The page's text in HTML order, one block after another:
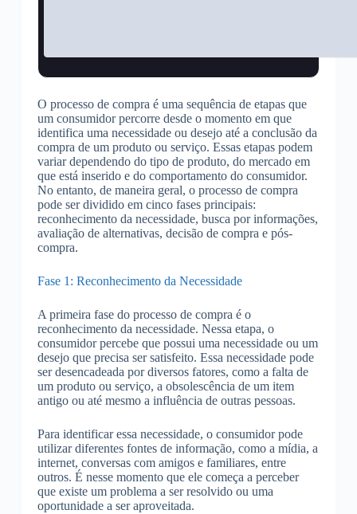
O processo de compra é uma sequência de etapas que
um consumidor percorre desde o momento em que
identifica uma necessidade ou desejo até a conclusão da
compra de um produto ou serviço. Essas etapas podem
variar dependendo do tipo de produto, do mercado em
que está inserido e do comportamento do consumidor.
No entanto, de maneira geral, o processo de compra
pode ser dividido em cinco fases principais:
reconhecimento da necessidade, busca por informações,
avaliação de alternativas, decisão de compra e pós-
compra.
Fase 1: Reconhecimento da Necessidade
A primeira fase do processo de compra é o
reconhecimento da necessidade. Nessa etapa, o
consumidor percebe que possui uma necessidade ou um
desejo que precisa ser satisfeito. Essa necessidade pode
ser desencadeada por diversos fatores, como a falta de
um produto ou serviço, a obsolescência de um item
antigo ou até mesmo a influência de outras pessoas.
Para identificar essa necessidade, o consumidor pode
utilizar diferentes fontes de informação, como a mídia, a
internet, conversas com amigos e familiares, entre
outros. É nesse momento que ele começa a perceber
que existe um problema a ser resolvido ou uma
oportunidade a ser aproveitada.